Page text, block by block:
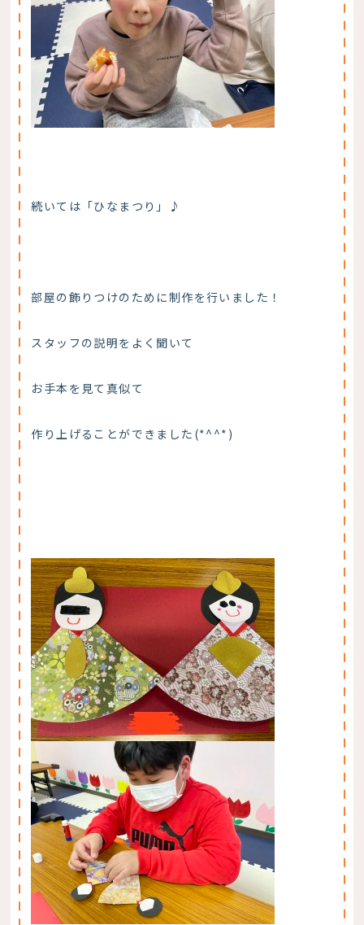
続いては「ひなまつり」♪
部屋の飾りつけのために制作を行いました！
スタッフの説明をよく聞いて
お手本を見て真似て
作り上げることができました(*^^*)